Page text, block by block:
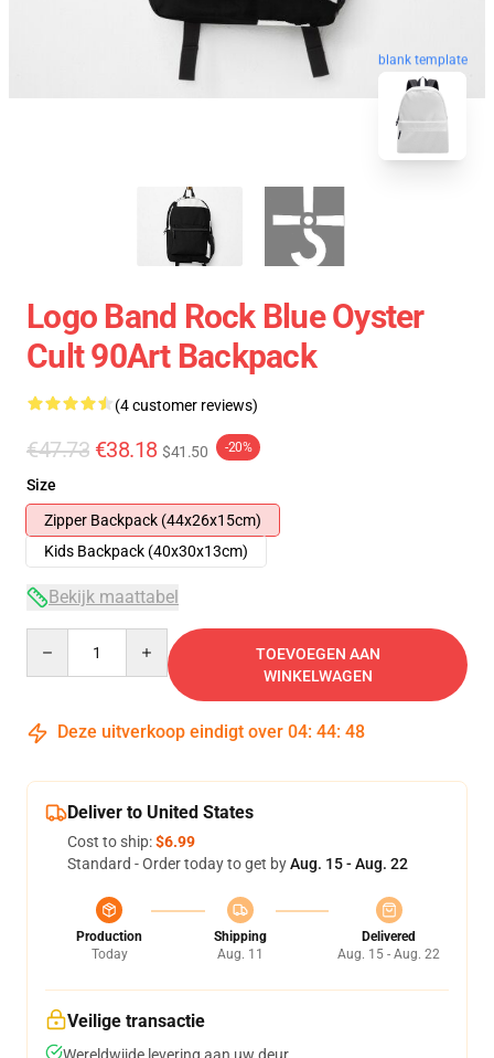
blank template
Logo Band Rock Blue Oyster
Cult 90Art Backpack
(4 customer reviews)
€47.73 €38.18 $41.50 -20%
Size
Zipper Backpack (44x26x15cm)
Kids Backpack (40x30x13cm)
Bekijk maattabel
TOEVOEGEN AAN
WINKELWAGEN
Deze uitverkoop eindigt over 04: 44: 47
Deliver to United States
Cost to ship:$6.99
Standard - Order today to get byAug. 15 - Aug. 22
Production
Today
Shipping
Aug. 11
Delivered
Aug. 15 - Aug. 22
Veilige transactie